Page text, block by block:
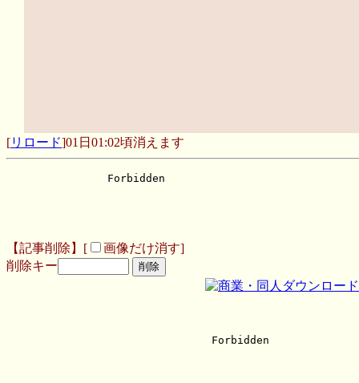
[リロード]01日01:02頃消えます
【記事削除】[
画像だけ消す]
削除キー